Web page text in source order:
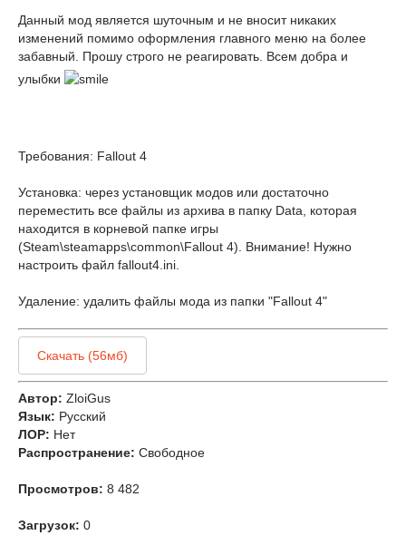
Данный мод является шуточным и не вносит никаких
изменений помимо оформления главного меню на более
забавный. Прошу строго не реагировать. Всем добра и
улыбки
Требования: Fallout 4
Установка: через установщик модов или достаточно
переместить все файлы из архива в папку Data, которая
находится в корневой папке игры
(Steam\steamapps\common\Fallout 4). Внимание! Нужно
настроить файл fallout4.ini.
Удаление: удалить файлы мода из папки "Fallout 4"
Скачать (56мб)
Автор: ZloiGus
Язык: Русский
ЛОР: Нет
Распространение: Свободное
Просмотров: 8 482
Загрузок: 0